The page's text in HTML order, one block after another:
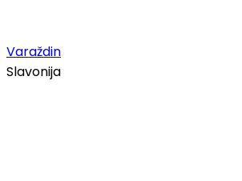
Varaždin
Slavonija